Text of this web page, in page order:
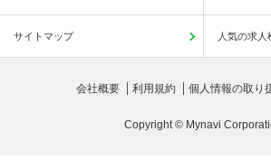
サイトマップ 人気の求人
会社概要 利用規約 個人情報の取り
Copyright © Mynavi